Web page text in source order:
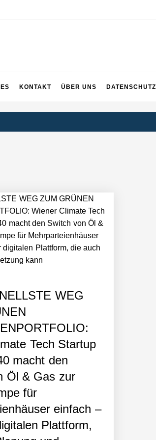
KONTAKT ÜBER UNS DATENSCHUTZ
WEG
Tech Startup
macht den
Öl & Gas zur
für
einfach –
Plattform,
Gästedaten revolutioniert